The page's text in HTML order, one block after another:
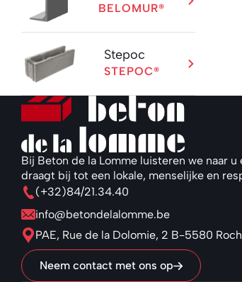
BELOMUR®
Stepoc
STEPOC®
Bij Beton de la Lomme luisteren we naar
draagt bij tot een lokale, menselijke en
(+32)84/21.34.40
info@betondelalomme.be
PAE, Rue de la Dolomie, 2 B-5580
Neem contact met ons op